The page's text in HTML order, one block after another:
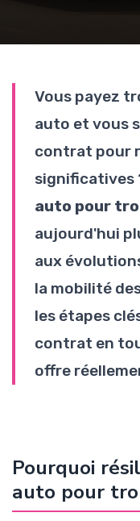
Vous payez
auto et vous
contrat pour
significatives
auto pour
aujourd'hui
aux
la mobilité
les étapes
contrat en
offre
Pourquoi
auto pour